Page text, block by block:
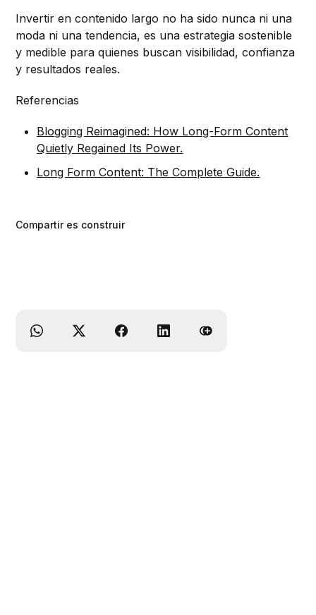
Invertir en contenido largo no ha sido nunca ni una
moda ni una tendencia, es una estrategia sostenible
y medible para quienes buscan visibilidad, confianza
y resultados reales.
Referencias
Blogging Reimagined: How Long-Form Content
Quietly Regained Its Power.
Long Form Content: The Complete Guide.
Compartir es construir